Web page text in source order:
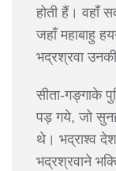
होती हैं। वहाँ
जहाँ महाबाहु
भद्रश्रवा
सीता-गङ्गाके
पड़ गये, जो
थे। भद्राश्व
भद्रश्रवाने